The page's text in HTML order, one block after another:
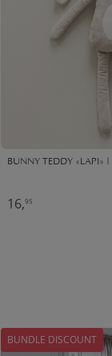
BUNNY TEDDY «LAPI»
16,95
BUNDLE DISCOUNT